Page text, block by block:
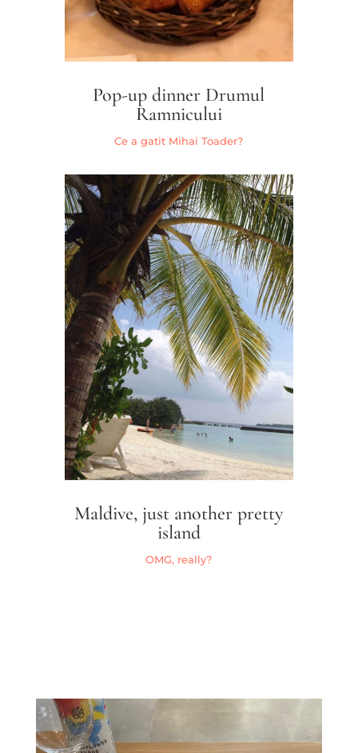
Pop-up dinner Drumul
Ramnicului
Ce a gatit Mihai Toader?
Maldive, just another pretty
island
OMG, really?